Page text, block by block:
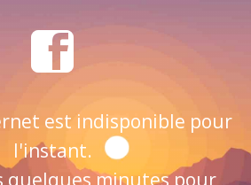
est indisponible pour
l'instant.
quelques minutes pour